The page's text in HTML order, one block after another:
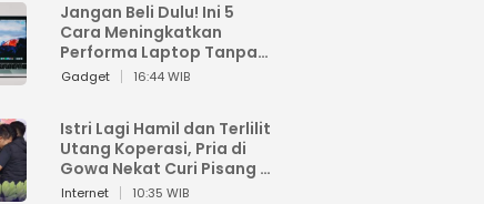
Jangan Beli Dulu! Ini 5
Cara Meningkatkan
Performa Laptop Tanpa
Harus Beli Baru
Gadget 16:44 WIB
Istri Lagi Hamil dan Terlilit
Utang Koperasi, Pria di
Gowa Nekat Curi Pisang 4
Tandan Milik Tetangga,
Internet 10:35 WIB